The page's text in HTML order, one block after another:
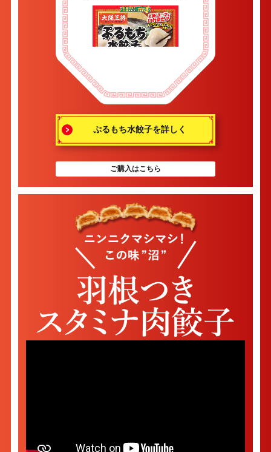
ぷるもち水餃子を詳しく
ご購入はこちら